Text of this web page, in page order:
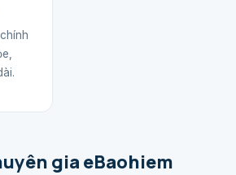
gia eBaohiem